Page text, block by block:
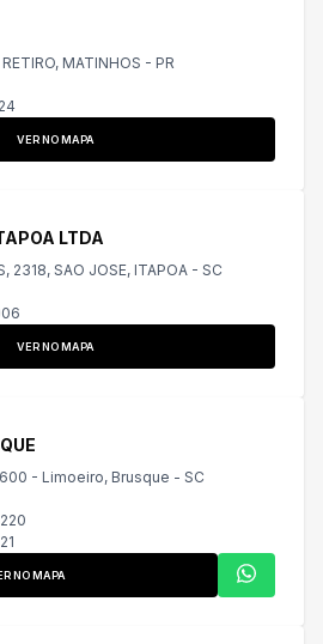
MATINHOS - PR
VER NO MAPA
LTDA
2318, SAO JOSE, ITAPOA - SC
VER NO MAPA
- Limoeiro, Brusque - SC
NO MAPA